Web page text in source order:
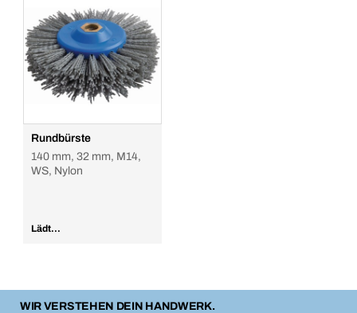
Rundbürste
140 mm, 32 mm, M14,
WS, Nylon
Lädt...
WIR VERSTEHEN DEIN HANDWERK.